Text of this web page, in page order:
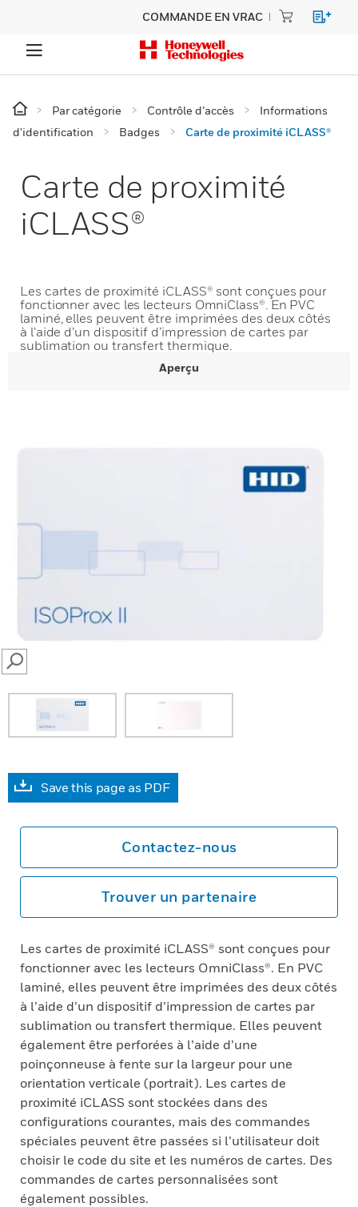
COMMANDE EN VRAC
Par catégorie Contrôle d’accès
Informations
d'identification
Badges Carte de proximité iCLASS®
Carte de proximité
iCLASS®
Les cartes de proximité iCLASS® sont conçues pour
fonctionner avec les lecteurs OmniClass®. En PVC
laminé, elles peuvent être imprimées des deux côtés
à l’aide d’un dispositif d’impression de cartes par
sublimation ou transfert thermique.
Aperçu
SEARCH
Save this page as PDF
Contactez-nous
Trouver un partenaire
Les cartes de proximité iCLASS® sont conçues pour
fonctionner avec les lecteurs OmniClass®. En PVC
laminé, elles peuvent être imprimées des deux côtés
à l’aide d’un dispositif d’impression de cartes par
sublimation ou transfert thermique. Elles peuvent
également être perforées à l’aide d’une
poinçonneuse à fente sur la largeur pour une
orientation verticale (portrait). Les cartes de
proximité iCLASS sont stockées dans des
configurations courantes, mais des commandes
spéciales peuvent être passées si l’utilisateur doit
choisir le code du site et les numéros de cartes. Des
commandes de cartes personnalisées sont
également possibles.